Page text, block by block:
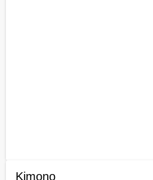
Kimono